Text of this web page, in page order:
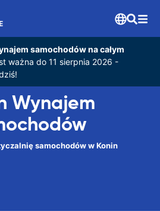
samochodów na całym
ważna do 11 sierpnia 2026 -
Wynajem
samochodów w Konin